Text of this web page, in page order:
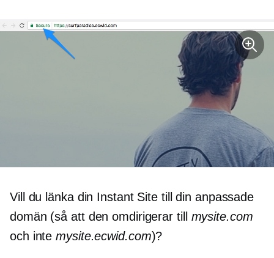
Vill du länka din Instant Site till din anpassade
domän (så att den omdirigerar till mysite.com
och intemysite.ecwid.com)?